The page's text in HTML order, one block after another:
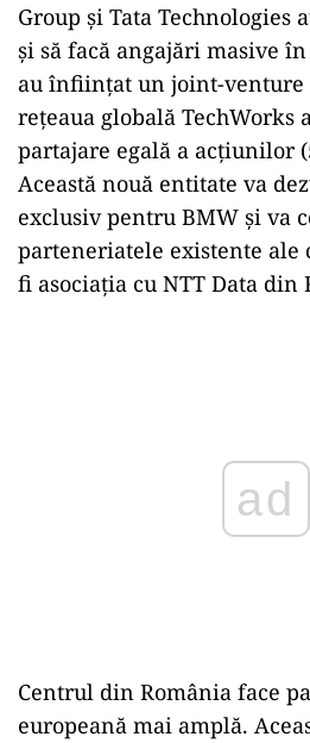
Group și Tata Technologies
și să facă angajări masive
au înființat un joint-
rețeaua globală TechWorks
partajare egală a acțiunilor
Această nouă entitate va
exclusiv pentru BMW și va
parteneriatele existente ale
fi asociația cu NTT Data din
Centrul din România face
europeană mai amplă.